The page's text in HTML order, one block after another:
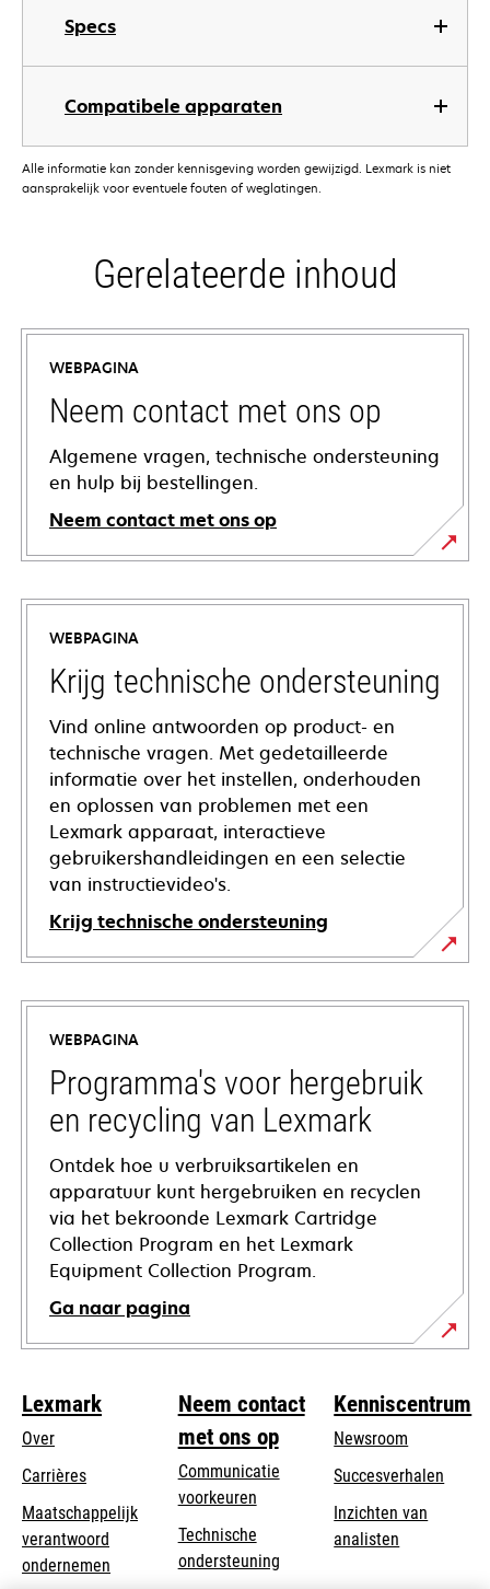
Specs
Compatibele apparaten
Alle informatie kan zonder kennisgeving worden gewijzigd. Lexmark is niet
aansprakelijk voor eventuele fouten of weglatingen.
Gerelateerde inhoud
WEBPAGINA
Neem contact met ons op
Algemene vragen, technische ondersteuning
en hulp bij bestellingen.
Neem contact met ons op
WEBPAGINA
Krijg technische ondersteuning
Vind online antwoorden op product- en
technische vragen. Met gedetailleerde
informatie over het instellen, onderhouden
en oplossen van problemen met een
Lexmark apparaat, interactieve
gebruikershandleidingen en een selectie
van instructievideo's.
Krijg technische ondersteuning
opens
in
new
tab
WEBPAGINA
Programma's voor hergebruik
en recycling van Lexmark
Ontdek hoe u verbruiksartikelen en
apparatuur kunt hergebruiken en recyclen
via het bekroonde Lexmark Cartridge
Collection Program en het Lexmark
Equipment Collection Program.
Ga naar pagina
Lexmark
Over
Carrières
Maatschappelijk
verantwoord
ondernemen
Neem contact
met ons op
Communicatie
voorkeuren
Technische
ondersteuningopens
Kenniscentrum
Newsroom
Succesverhalen
Inzichten van
analisten